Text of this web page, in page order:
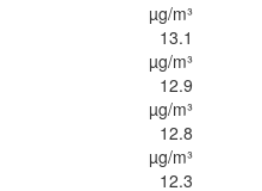
µg/m³
13.1
µg/m³
12.9
µg/m³
12.8
µg/m³
12.3